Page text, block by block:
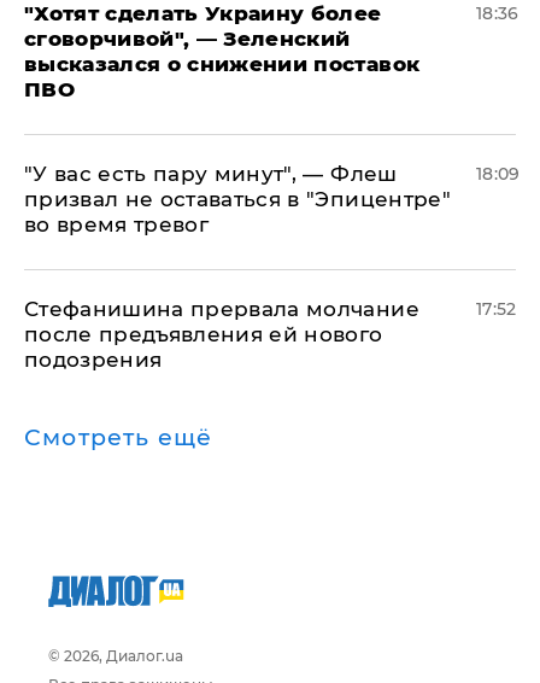
​"Хотят сделать Украину более
сговорчивой", — Зеленский
высказался о снижении поставок
ПВО
18:36
​"У вас есть пару минут", — Флеш
призвал не оставаться в "Эпицентре"
во время тревог
18:09
Стефанишина прервала молчание
после предъявления ей нового
подозрения
17:52
Смотреть ещё
© 2026, Диалог.ua